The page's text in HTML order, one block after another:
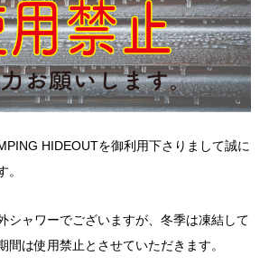
HIDEOUTを御利用下さりまして誠に
。
シャワーでございますが、冬季は凍結して
間は使用禁止とさせていただきます。